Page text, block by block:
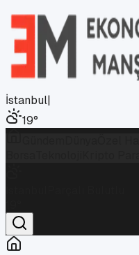
İstanbul|
19°